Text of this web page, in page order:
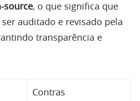
source, o que significa que
auditado e revisado pela
transparência e
Contras